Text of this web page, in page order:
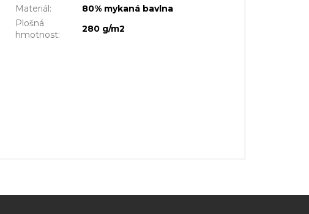
Materiál:
80% mykaná bavlna
Plošná
hmotnost:
280 g/m2